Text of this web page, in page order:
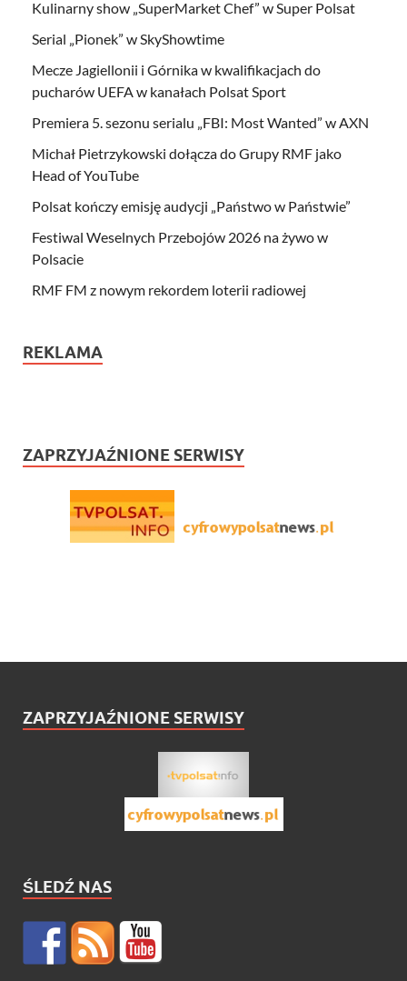
Kulinarny show „SuperMarket Chef” w Super Polsat
Serial „Pionek” w SkyShowtime
Mecze Jagiellonii i Górnika w kwalifikacjach do
pucharów UEFA w kanałach Polsat Sport
Premiera 5. sezonu serialu „FBI: Most Wanted” w AXN
Michał Pietrzykowski dołącza do Grupy RMF jako
Head of YouTube
Polsat kończy emisję audycji „Państwo w Państwie”
Festiwal Weselnych Przebojów 2026 na żywo w
Polsacie
RMF FM z nowym rekordem loterii radiowej
REKLAMA
ZAPRZYJAŹNIONE SERWISY
ZAPRZYJAŹNIONE SERWISY
ŚLEDŹ NAS